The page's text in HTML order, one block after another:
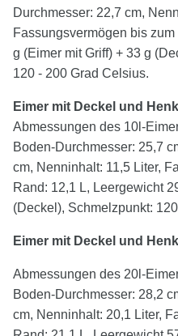
Durchmesser: 22,7 cm,
Fassungsvermögen bis
g (Eimer mit Griff) + 33 g
120 - 200 Grad Celsius.
Eimer mit Deckel und
Abmessungen des 10l-
Boden-Durchmesser: 25,7
cm, Nenninhalt: 11,5 Liter,
Rand: 12,1 L, Leergewicht
(Deckel), Schmelzpunkt:
Eimer mit Deckel und
Abmessungen des 20l-
Boden-Durchmesser: 28,2
cm, Nenninhalt: 20,1 Liter,